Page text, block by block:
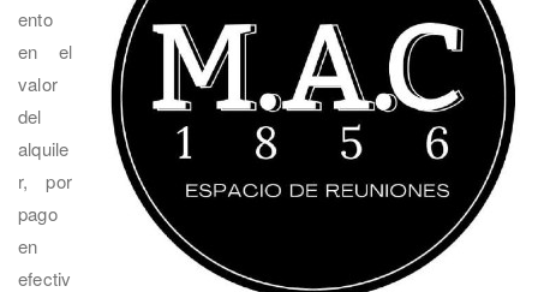
ento
en el
valor
del
alquile
r, por
pago
en
efectiv